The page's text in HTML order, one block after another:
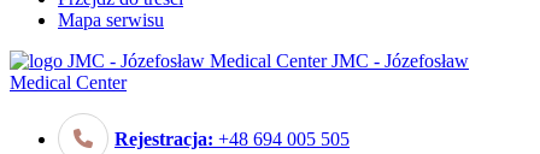
Mapa serwisu
JMC - Józefosław
Medical Center
Rejestracja: +48 694 005 505